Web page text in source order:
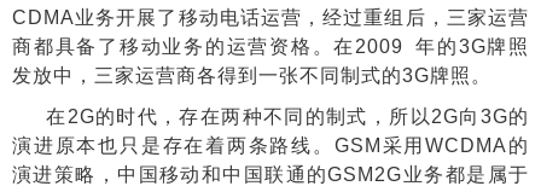
CDMA业务开展了移动电话运营，经过重组后，三家运营
商都具备了移动业务的运营资格。在 2009 年的3G牌照
发放中，三家运营商各得到一张不同制式的3G牌照。
在 2G的时代，存在两种不同的制式，所以 2G向 3G的
演进原本也只是存在着两条路线。 GSM 采用WCDMA 的
演进策略，中国移动和中国联通的GSM2G业务都是属于